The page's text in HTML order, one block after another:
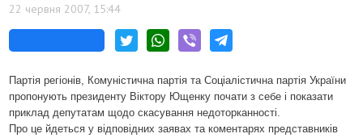
22 червня 2007, 15:44
Партія регіонів, Комуністична партія та Соціалістична партія України
пропонують президенту Віктору Ющенку почати з себе і показати
приклад депутатам щодо скасування недоторканності.
Про це йдеться у відповідних заявах та коментарях представників